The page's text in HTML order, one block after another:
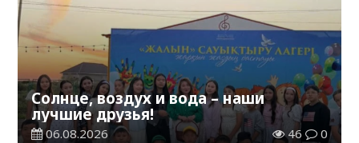
Солнце, воздух и вода – наши
лучшие друзья!
06.08.2026 46 0